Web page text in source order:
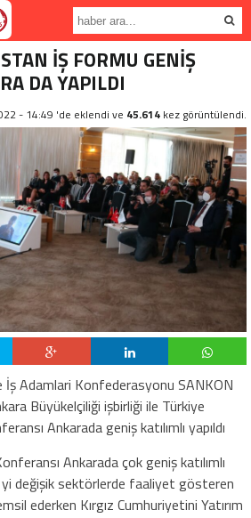
İŞ FORMU GENİŞ
DA YAPILDI
- 14:49 'de eklendi ve 45.614 kez görüntülendi.
İş Adamlari Konfederasyonu SANKON
Büyükelçiliği işbirliği ile Türkiye
Ankarada geniş katılımlı yapıldı
Ankarada çok geniş katılımlı
yi değişik sektörlerde faaliyet gösteren
ederken Kırgız Cumhuriyetini Yatırım